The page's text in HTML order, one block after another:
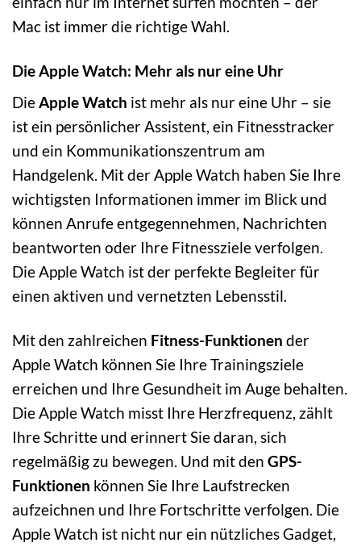
Mac ist immer die richtige Wahl.
Die Apple Watch: Mehr als nur eine Uhr
DieApple Watch ist mehr als nur eine Uhr – sie
ist ein persönlicher Assistent, ein Fitnesstracker
und ein Kommunikationszentrum am
Handgelenk. Mit der Apple Watch haben Sie Ihre
wichtigsten Informationen immer im Blick und
können Anrufe entgegennehmen, Nachrichten
beantworten oder Ihre Fitnessziele verfolgen.
Die Apple Watch ist der perfekte Begleiter für
einen aktiven und vernetzten Lebensstil.
Mit den zahlreichen Fitness-Funktionen der
Apple Watch können Sie Ihre Trainingsziele
erreichen und Ihre Gesundheit im Auge behalten.
Die Apple Watch misst Ihre Herzfrequenz, zählt
Ihre Schritte und erinnert Sie daran, sich
regelmäßig zu bewegen. Und mit den GPS-
Funktionen können Sie Ihre Laufstrecken
aufzeichnen und Ihre Fortschritte verfolgen. Die
Apple Watch ist nicht nur ein nützliches Gadget,